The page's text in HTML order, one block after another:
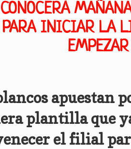
INICIAR LA
apuestan
plantilla que
el filial